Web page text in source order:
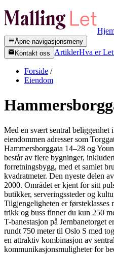
Åpne navigasjonsmeny
Kontakt oss
ArtiklerHva er
Forside /
Eiendom
Med en svært sentral beliggenhet
eiendommen adresser som
Hammersborggata 14–28 og
består av flere bygninger,
forretningsbygg, med et samlet
kvadratmeter. Den nyeste delen
2000. Området er kjent for sitt
butikker, serveringssteder og
Tilgjengeligheten er
trikk og buss finner du kun 250
T-banestasjon på Jernbanetorget
rundt 750 meter til Oslo S med
en attraktiv kombinasjon av
kommunikasjonsmuligheter for